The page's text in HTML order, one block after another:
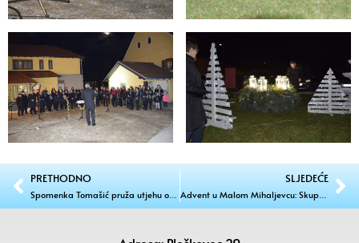
PRETHODNO SLJEDEĆE
Advent u Malom Mihaljevcu: Skupili 7700 kuna za liječenje djevojčice Kiare Goršić!